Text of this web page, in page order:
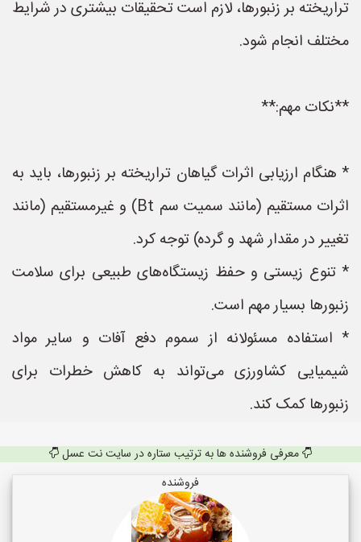
تراریخته بر زنبورها، لازم است تحقیقات بیشتری در شرایط
مختلف انجام شود.
**نکات مهم:**
* هنگام ارزیابی اثرات گیاهان تراریخته بر زنبورها، باید به
اثرات مستقیم (مانند سمیت سم Bt) و غیرمستقیم (مانند
تغییر در مقدار شهد و گرده) توجه کرد.
* تنوع زیستی و حفظ زیستگاه‌های طبیعی برای سلامت
زنبورها بسیار مهم است.
* استفاده مسئولانه از سموم دفع آفات و سایر مواد
شیمیایی کشاورزی می‌تواند به کاهش خطرات برای
زنبورها کمک کند.
معرفی فروشنده ها به ترتیب ستاره در سایت نت عسل
فروشنده